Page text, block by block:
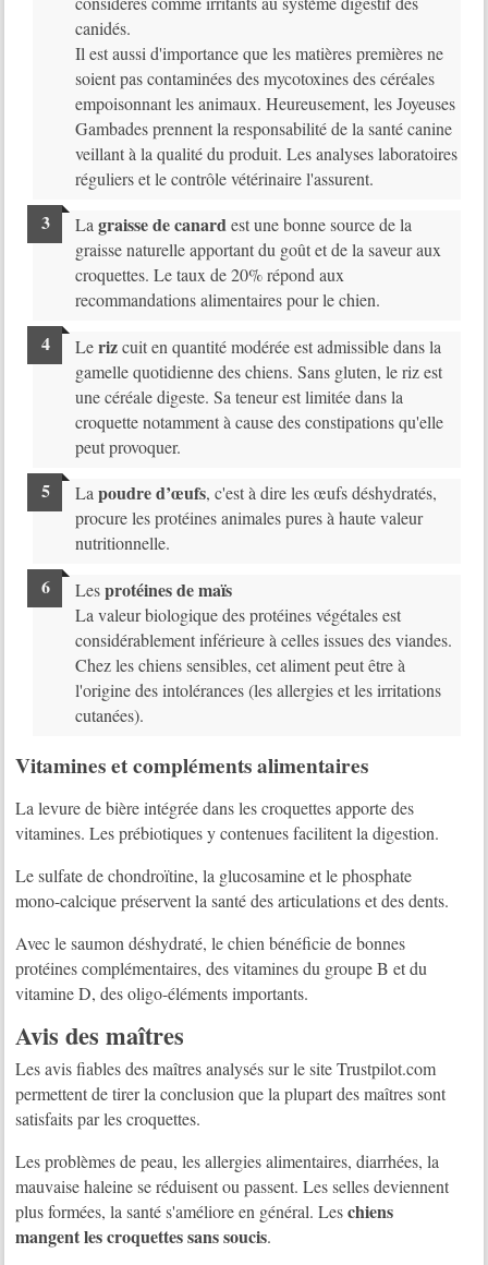
canidés.
Il est aussi d'importance que les matières premières ne
soient pas contaminées des mycotoxines des céréales
empoisonnant les animaux. Heureusement, les Joyeuses
Gambades prennent la responsabilité de la santé canine
veillant à la qualité du produit. Les analyses laboratoires
réguliers et le contrôle vétérinaire l'assurent.
Lagraisse de canardest une bonne source de la
graisse naturelle apportant du goût et de la saveur aux
croquettes. Le taux de 20% répond aux
recommandations alimentaires pour le chien.
Lerizcuit en quantité modérée est admissible dans la
gamelle quotidienne des chiens. Sans gluten, le riz est
une céréale digeste. Sa teneur est limitée dans la
croquette notamment à cause des constipations qu'elle
peut provoquer.
Lapoudre d’œufs, c'est à dire les œufs déshydratés,
procure les protéines animales pures à haute valeur
nutritionnelle.
Lesprotéines de maïs
La valeur biologique des protéines végétales est
considérablement inférieure à celles issues des viandes.
Chez les chiens sensibles, cet aliment peut être à
l'origine des intolérances (les allergies et les irritations
cutanées).
Vitamines et compléments alimentaires
La levure de bière intégrée dans les croquettes apporte des
vitamines. Les prébiotiques y contenues facilitent la digestion.
Le sulfate de chondroïtine, la glucosamine et le phosphate
mono-calcique préservent la santé des articulations et des dents.
Avec le saumon déshydraté, le chien bénéficie de bonnes
protéines complémentaires, des vitamines du groupe B et du
vitamine D, des oligo-éléments importants.
Avis des maîtres
Les avis fiables des maîtres analysés sur le site Trustpilot.com
permettent de tirer la conclusion que la plupart des maîtres sont
satisfaits par les croquettes.
Les problèmes de peau, les allergies alimentaires, diarrhées, la
mauvaise haleine se réduisent ou passent. Les selles deviennent
plus formées, la santé s'améliore en général. Leschiens
mangent les croquettes sans soucis.